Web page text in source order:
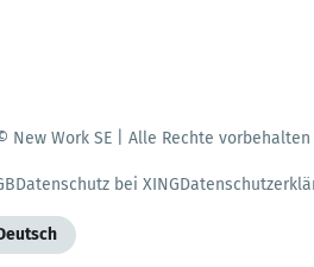
New Work SE | Alle Rechte vorbehalten
Datenschutz bei XING